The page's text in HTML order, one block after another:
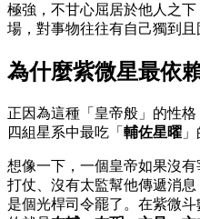
極強，不甘心屈居於他人之
場，對事物往往有自己獨到且
為什麼紫微星最依
正因為這種「皇帝般」的性
四組星系中最吃「 輔佐星曜
想像一下，一個皇帝如果沒
打仗、沒有太監幫他傳遞消
是個光桿司令罷了。在紫微